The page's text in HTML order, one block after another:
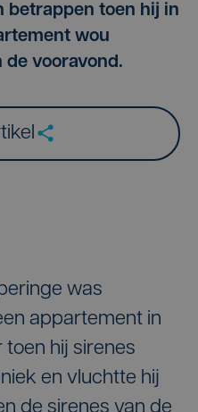
betrappen toen hij in
wou
vooravond.
was
appartement in
toen hij sirenes
en vluchtte hij
de sirenes van de